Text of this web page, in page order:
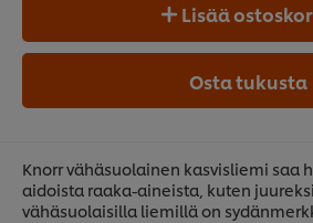
Lisää
Osta tukusta
Knorr vähäsuolainen kasvisliemi saa
aidoista raaka-aineista, kuten
vähäsuolaisilla liemillä on